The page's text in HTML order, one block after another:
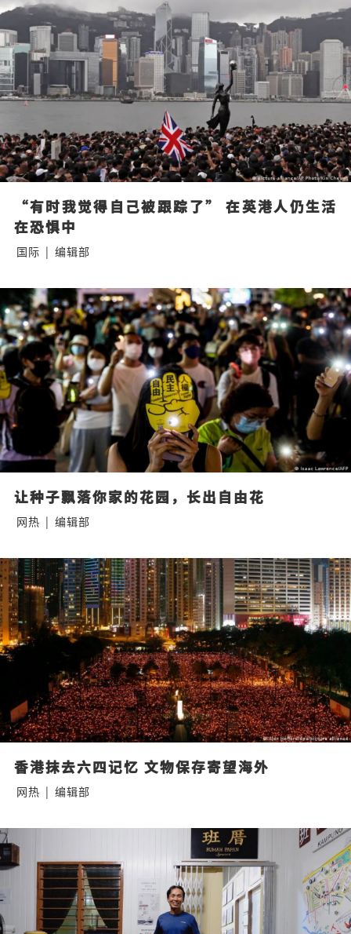
“有时我觉得自己被跟踪了” 在英港人仍生活
在恐惧中
国际 | 编辑部
让种子飘落你家的花园，长出自由花
网热 | 编辑部
香港抹去六四记忆 文物保存寄望海外
网热 | 编辑部